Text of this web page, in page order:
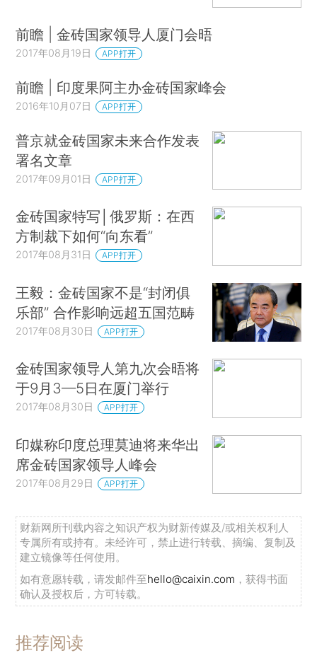
前瞻 | 金砖国家领导人厦门会晤
2017年08月19日 APP打开
前瞻 | 印度果阿主办金砖国家峰会
2016年10月07日 APP打开
普京就金砖国家未来合作发表
署名文章
2017年09月01日 APP打开
金砖国家特写│俄罗斯：在西
方制裁下如何“向东看”
2017年08月31日 APP打开
王毅：金砖国家不是“封闭俱
乐部” 合作影响远超五国范畴
2017年08月30日 APP打开
金砖国家领导人第九次会晤将
于9月3—5日在厦门举行
2017年08月30日 APP打开
印媒称印度总理莫迪将来华出
席金砖国家领导人峰会
2017年08月29日 APP打开
财新网所刊载内容之知识产权为财新传媒及/或相关权利人
专属所有或持有。未经许可，禁止进行转载、摘编、复制及
建立镜像等任何使用。
如有意愿转载，请发邮件至hello@caixin.com ，获得书面
确认及授权后，方可转载。
推荐阅读